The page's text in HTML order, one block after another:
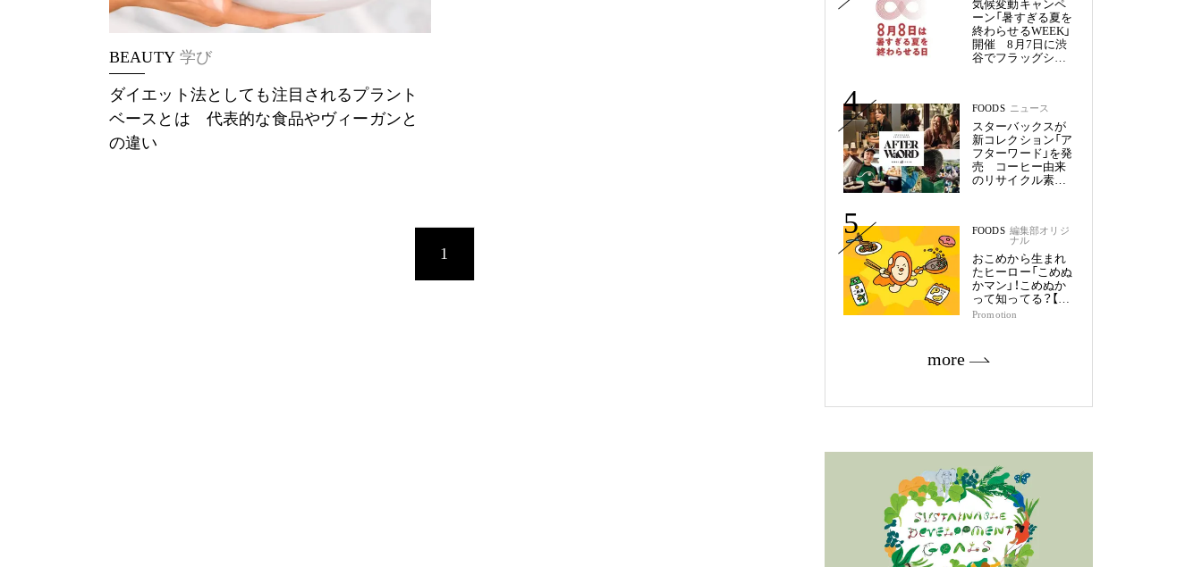
BEAUTY 学び
ダイエット法としても注目されるプラント
ベースとは 代表的な食品やヴィーガンと
の違い
1
気候変動キャンペ
ーン「暑すぎる夏を
終わらせるWEEK」
開催 8月7日に渋
谷でフラッグシッ
4 FOODS ニュース
スターバックスが
新コレクション「ア
フターワード」を発
売 コーヒー由来
のリサイクル素材
5 FOODS 編集部オリジ
ナル
おこめから生まれ
たヒーロー「こめぬ
かマン」！こめぬか
って知ってる？【つ
の食品物語１】
Promotion
more